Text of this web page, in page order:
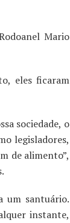
Mario
eles ficaram
sociedade, o
legisladores,
de alimento”,
um santuário.
instante,